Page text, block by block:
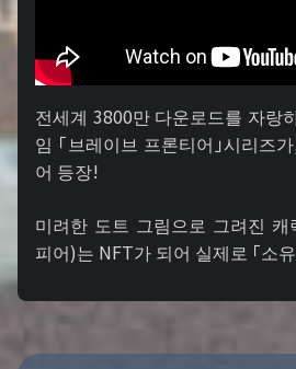
전세계 3800만 다운로드를 자랑
임 「브레이브 프론티어」시리즈
어 등장!
미려한 도트 그림으로 그려진
피어)는 NFT가 되어 실제로 「소